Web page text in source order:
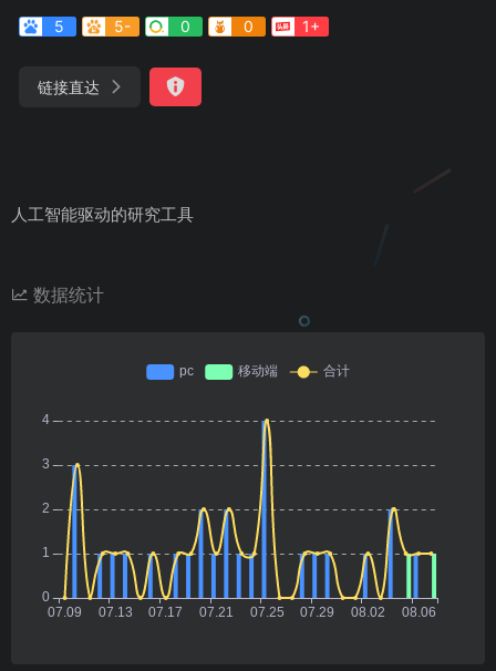
5
5- 0 0 1+
链接直达
人工智能驱动的研究工具
数据统计